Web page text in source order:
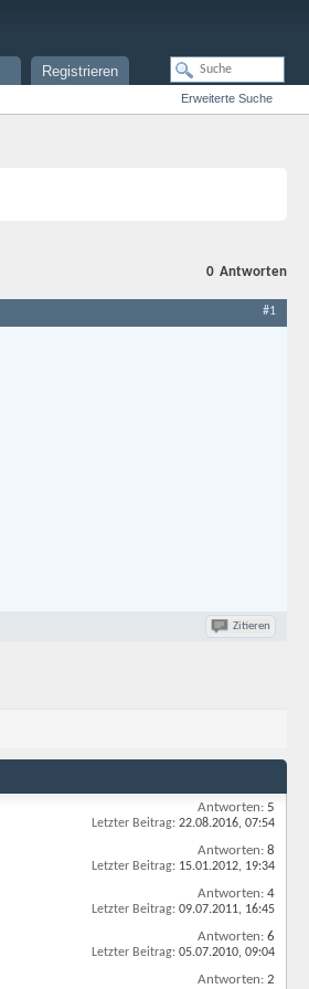
Registrieren
Erweiterte Suche
0 Antworten
#1
Zitieren
Antworten: 5
Letzter Beitrag: 22.08.2016, 07:54
Antworten: 8
Letzter Beitrag: 15.01.2012, 19:34
Antworten: 4
Letzter Beitrag: 09.07.2011, 16:45
Antworten: 6
Letzter Beitrag: 05.07.2010, 09:04
Antworten: 2